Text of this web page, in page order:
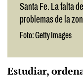
Santa Fe. La falta
problemas de la
Foto: Getty Images
Estudiar,